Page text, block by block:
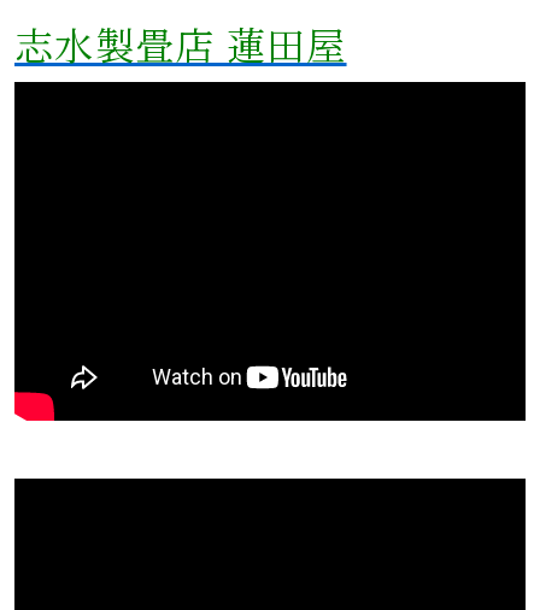
志水製畳店 蓮田屋